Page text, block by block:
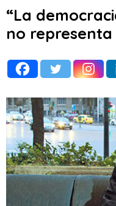
“La
no representa